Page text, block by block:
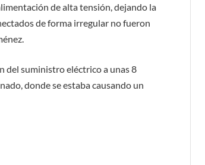
de alta tensión, dejando la
de forma irregular no fueron
del suministro eléctrico a unas 8
donde se estaba causando un